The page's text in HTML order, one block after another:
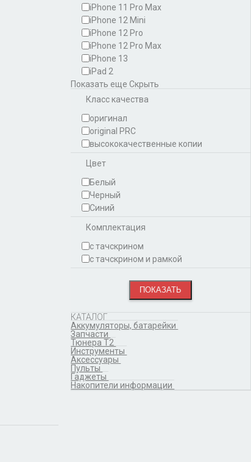
iPhone 11 Pro Max
iPhone 12 Mini
iPhone 12 Pro
iPhone 12 Pro Max
iPhone 13
iPad 2
Показать еще Скрыть
Класс качества
оригинал
original PRC
высококачественные копии
Цвет
Белый
Черный
Синий
Комплектация
с тачскрином
с тачскрином и рамкой
КАТАЛОГ
Аккумуляторы, батарейки
Запчасти
Тюнера T2
Инструменты
Аксессуары
Пульты
Гаджеты
Накопители информации